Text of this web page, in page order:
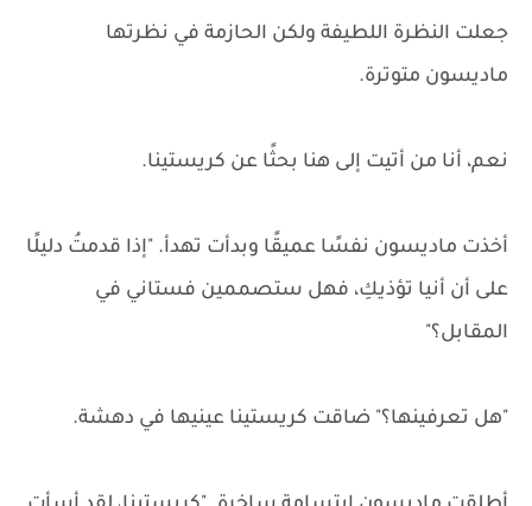
جعلت النظرة اللطيفة ولكن الحازمة في نظرتها
ماديسون متوترة.
نعم، أنا من أتيت إلى هنا بحثًا عن كريستينا.
أخذت ماديسون نفسًا عميقًا وبدأت تهدأ. "إذا قدمتُ دليلًا
على أن أنيا تؤذيكِ، فهل ستصممين فستاني في
المقابل؟"
"هل تعرفينها؟" ضاقت كريستينا عينيها في دهشة.